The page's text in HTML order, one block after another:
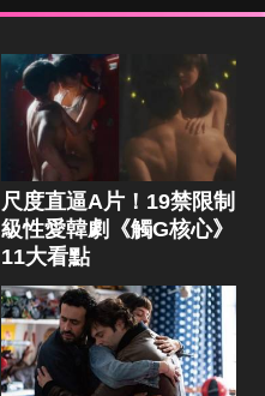
尺度直逼A片！19禁限制
級性愛韓劇《觸G核心》
11大看點